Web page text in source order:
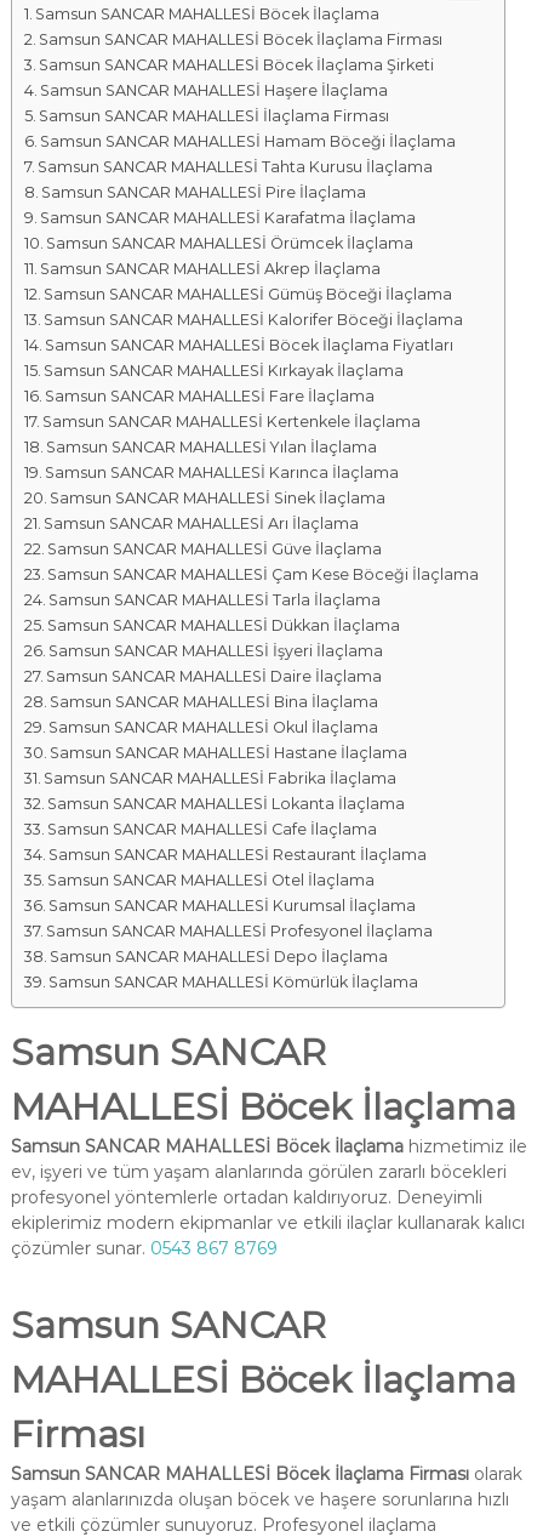
a
l
a
r
ı
Samsun SANCAR MAHALLESİ Böcek İlaçlama
Samsun SANCAR MAHALLESİ Böcek İlaçlama Firması
Samsun SANCAR MAHALLESİ Böcek İlaçlama Şirketi
Samsun SANCAR MAHALLESİ Haşere İlaçlama
Samsun SANCAR MAHALLESİ İlaçlama Firması
Samsun SANCAR MAHALLESİ Hamam Böceği İlaçlama
Samsun SANCAR MAHALLESİ Tahta Kurusu İlaçlama
Samsun SANCAR MAHALLESİ Pire İlaçlama
Samsun SANCAR MAHALLESİ Karafatma İlaçlama
Samsun SANCAR MAHALLESİ Örümcek İlaçlama
Samsun SANCAR MAHALLESİ Akrep İlaçlama
Samsun SANCAR MAHALLESİ Gümüş Böceği İlaçlama
Samsun SANCAR MAHALLESİ Kalorifer Böceği İlaçlama
Samsun SANCAR MAHALLESİ Böcek İlaçlama Fiyatları
Samsun SANCAR MAHALLESİ Kırkayak İlaçlama
Samsun SANCAR MAHALLESİ Fare İlaçlama
Samsun SANCAR MAHALLESİ Kertenkele İlaçlama
Samsun SANCAR MAHALLESİ Yılan İlaçlama
Samsun SANCAR MAHALLESİ Karınca İlaçlama
Samsun SANCAR MAHALLESİ Sinek İlaçlama
Samsun SANCAR MAHALLESİ Arı İlaçlama
Samsun SANCAR MAHALLESİ Güve İlaçlama
Samsun SANCAR MAHALLESİ Çam Kese Böceği İlaçlama
Samsun SANCAR MAHALLESİ Tarla İlaçlama
Samsun SANCAR MAHALLESİ Dükkan İlaçlama
Samsun SANCAR MAHALLESİ İşyeri İlaçlama
Samsun SANCAR MAHALLESİ Daire İlaçlama
Samsun SANCAR MAHALLESİ Bina İlaçlama
Samsun SANCAR MAHALLESİ Okul İlaçlama
Samsun SANCAR MAHALLESİ Hastane İlaçlama
Samsun SANCAR MAHALLESİ Fabrika İlaçlama
Samsun SANCAR MAHALLESİ Lokanta İlaçlama
Samsun SANCAR MAHALLESİ Cafe İlaçlama
Samsun SANCAR MAHALLESİ Restaurant İlaçlama
Samsun SANCAR MAHALLESİ Otel İlaçlama
Samsun SANCAR MAHALLESİ Kurumsal İlaçlama
Samsun SANCAR MAHALLESİ Profesyonel İlaçlama
Samsun SANCAR MAHALLESİ Depo İlaçlama
Samsun SANCAR MAHALLESİ Kömürlük İlaçlama
Samsun SANCAR
MAHALLESİ Böcek İlaçlama
Samsun SANCAR MAHALLESİ Böcek İlaçlamahizmetimiz ile
ev, işyeri ve tüm yaşam alanlarında görülen zararlı böcekleri
profesyonel yöntemlerle ortadan kaldırıyoruz. Deneyimli
ekiplerimiz modern ekipmanlar ve etkili ilaçlar kullanarak kalıcı
çözümler sunar. 0543 867 8769
Samsun SANCAR
MAHALLESİ Böcek İlaçlama
Firması
Samsun SANCAR MAHALLESİ Böcek İlaçlama Firmasıolarak
yaşam alanlarınızda oluşan böcek ve haşere sorunlarına hızlı
ve etkili çözümler sunuyoruz. Profesyonel ilaçlama